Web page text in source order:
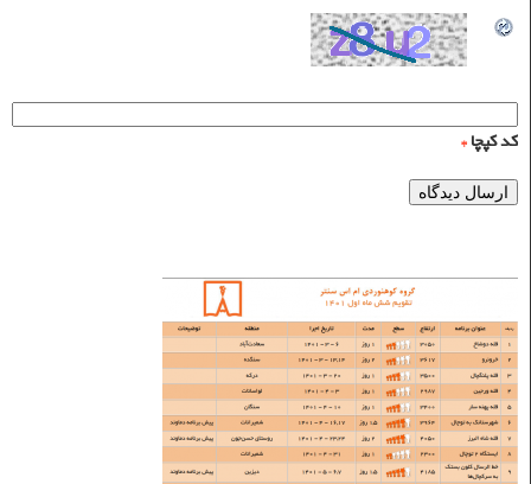
کد کپچا*